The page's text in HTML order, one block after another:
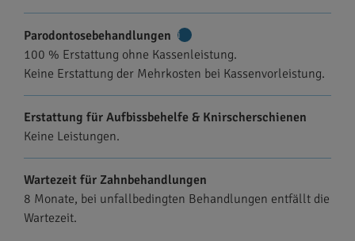
Parodontosebehandlungen
Informationen
100 % Erstattung ohne Kassenleistung.
Keine Erstattung der Mehrkosten bei Kassenvorleistung.
Erstattung für Aufbissbehelfe & Knirscherschienen
Keine Leistungen.
Wartezeit für Zahnbehandlungen
8 Monate, bei unfallbedingten Behandlungen entfällt die
Wartezeit.